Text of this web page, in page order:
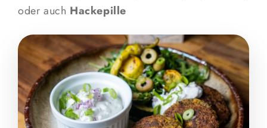
oder auch Hackepille